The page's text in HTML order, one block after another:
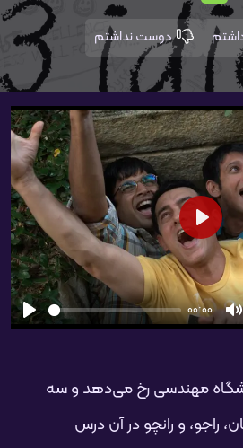
دوست نداشتم
شروع
00:00
شروع
مهندسی رخ می‌دهد و سه
راجو، و رانچو در آن درس